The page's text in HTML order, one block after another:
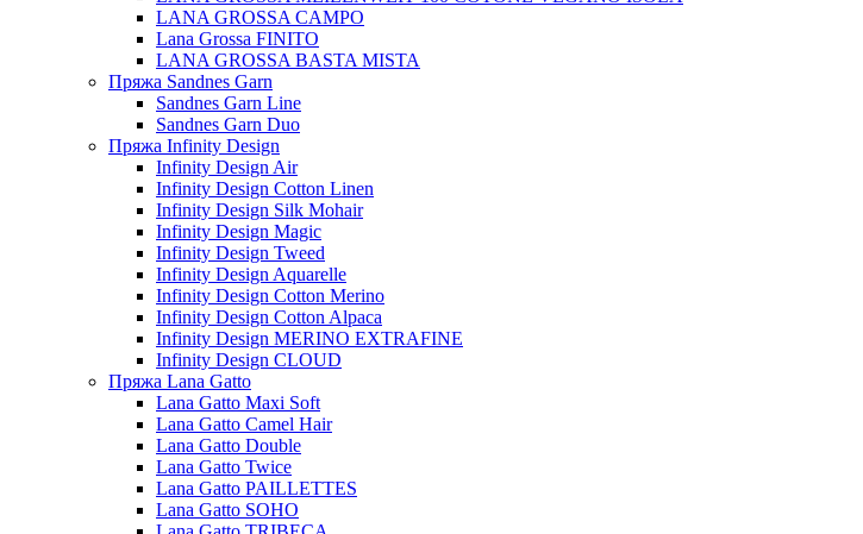
LANA GROSSA CAMPO
Lana Grossa FINITO
LANA GROSSA BASTA MISTA
Пряжа Sandnes Garn
Sandnes Garn Line
Sandnes Garn Duo
Пряжа Infinity Design
Infinity Design Air
Infinity Design Cotton Linen
Infinity Design Silk Mohair
Infinity Design Magic
Infinity Design Tweed
Infinity Design Aquarelle
Infinity Design Cotton Merino
Infinity Design Cotton Alpaca
Infinity Design MERINO EXTRAFINE
Infinity Design CLOUD
Пряжа Lana Gatto
Lana Gatto Maxi Soft
Lana Gatto Camel Hair
Lana Gatto Double
Lana Gatto Twice
Lana Gatto PAILLETTES
Lana Gatto SOHO